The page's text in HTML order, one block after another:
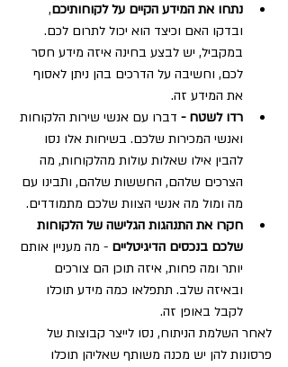
נתחו את המידע הקיים על לקוחותיכם,
ובדקו האם וכיצד הוא יכול לתרום לכם.
במקביל, יש לבצע בחינה איזה מידע חסר
לכם, וחשיבה על הדרכים בהן ניתן לאסוף
את המידע זה.
רדו לשטח - דברו עם אנשי שירות הלקוחות
ואנשי המכירות שלכם. בשיחות אלו נסו
להבין אילו שאלות עולות מהלקוחות, מה
הצרכים שלהם, החששות שלהם, ותבינו עם
מה ומול מה אנשי הצוות שלכם מתמודדים.
חקרו את התנהגות הגלישה של הלקוחות
שלכם בנכסים הדיגיטליים - מה מעניין אותם
יותר ומה פחות, איזה תוכן הם צורכים
ובאיזה שלב. תתפלאו כמה מידע תוכלו
לקבל באופן זה.
לאחר השלמת הניתוח, נסו לייצר קבוצות של
פרסונות להן יש מכנה משותף שאליהן תוכלו